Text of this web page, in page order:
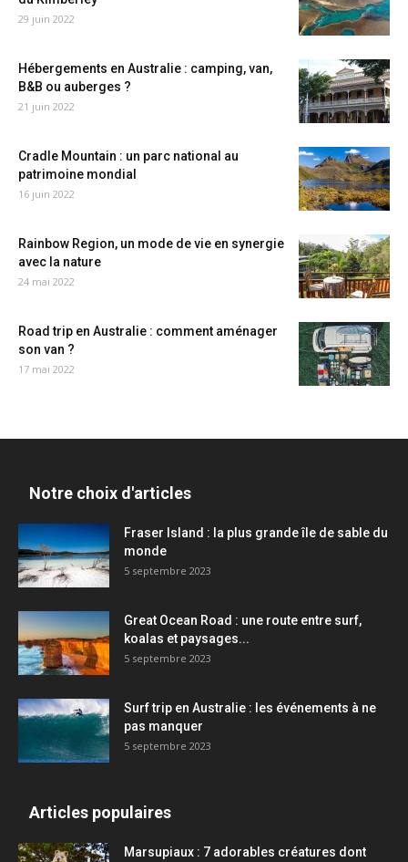
29 juin 2022
Hébergements en Australie : camping, van,
B&B ou auberges ?
21 juin 2022
Cradle Mountain : un parc national au
patrimoine mondial
16 juin 2022
Rainbow Region, un mode de vie en synergie
avec la nature
24 mai 2022
Road trip en Australie : comment aménager
son van ?
17 mai 2022
Notre choix d'articles
Fraser Island : la plus grande île de sable du
monde
5 septembre 2023
Great Ocean Road : une route entre surf,
koalas et paysages...
5 septembre 2023
Surf trip en Australie : les événements à ne
pas manquer
5 septembre 2023
Articles populaires
Marsupiaux : 7 adorables créatures dont